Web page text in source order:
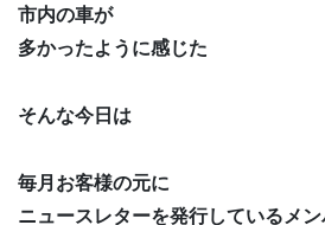
市内の車が
多かったように感じた
そんな今日は
毎月お客様の元に
ニュースレターを発行しているメ